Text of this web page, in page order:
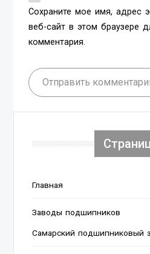
Сохраните мое имя, адрес
веб-сайт в этом браузере
комментария.
Отправить
Главная
Заводы подшипников
Cамарский подшипниковый